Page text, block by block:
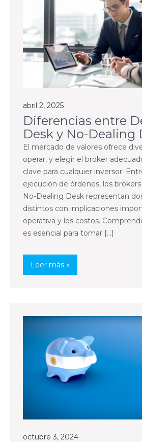
abril 2, 2025
Diferencias entre
Desk y No-Dealing
El mercado de valores ofrece
operar, y elegir el broker
clave para cualquier inversor.
ejecución de órdenes, los
No-Dealing Desk representan
distintos con implicaciones
operativa y los costos.
es esencial para tomar […]
Leer más »
octubre 3, 2024